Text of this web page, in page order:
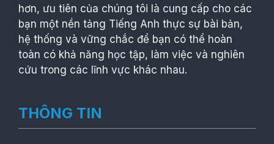
hơn, ưu tiên của chúng tôi là cung cấp cho các
bạn một nền tảng Tiếng Anh thực sự bài bản,
hệ thống và vững chắc để bạn có thể hoàn
toàn có khả năng học tập, làm việc và nghiên
cứu trong các lĩnh vực khác nhau.
THÔNG TIN